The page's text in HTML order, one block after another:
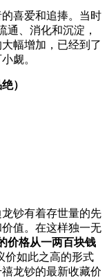
喜爱和追捧。当时
通、消化和沉淀，
幅增加，已经到了
觑。
）
钞有着存世量的先
值。在这样独一无
价格从一两百块钱
价如此之高的形式
龙钞的最新收藏价